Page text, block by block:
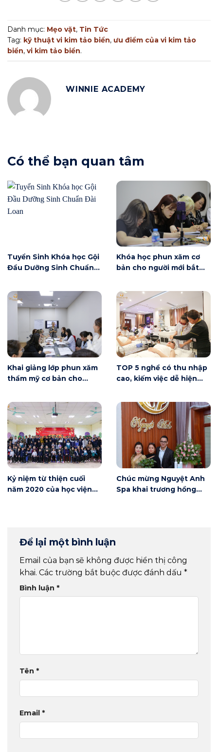
Danh mục: Mẹo vặt, Tin Tức
Tag: kỹ thuật vi kim tảo biển, ưu điểm của vi kim tảo
biển, vi kim tảo biển.
WINNIE ACADEMY
Có thể bạn quan tâm
Tuyển Sinh Khóa học Gội
Đầu Dưỡng Sinh Chuẩn
Khóa học phun xăm cơ
bản cho người mới bắt
có gì?
Khai giảng lớp phun xăm
thẩm mỹ cơ bản cho
Nội
TOP 5 nghề có thu nhập
cao, kiếm việc dễ hiện
Kỷ niệm từ thiện cuối
năm 2020 của học viện
Chúc mừng Nguyệt Anh
Spa khai trương hồng
Để lại một bình luận
Email của bạn sẽ không được hiển thị công
khai. Các trường bắt buộc được đánh dấu *
Bình luận *
Tên *
Email *